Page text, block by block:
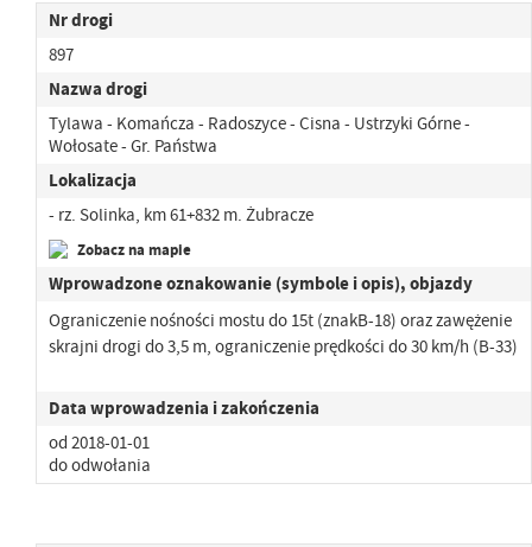
Nr drogi
897
Nazwa drogi
Tylawa - Komańcza - Radoszyce - Cisna - Ustrzyki Górne -
Wołosate - Gr. Państwa
Lokalizacja
- rz. Solinka, km 61+832 m. Żubracze
Zobacz na mapie
Wprowadzone oznakowanie (symbole i opis), objazdy
Ograniczenie nośności mostu do 15t (znakB-18) oraz zawężenie
skrajni drogi do 3,5 m, ograniczenie prędkości do 30 km/h (B-33)
Data wprowadzenia i zakończenia
od 2018-01-01
do odwołania